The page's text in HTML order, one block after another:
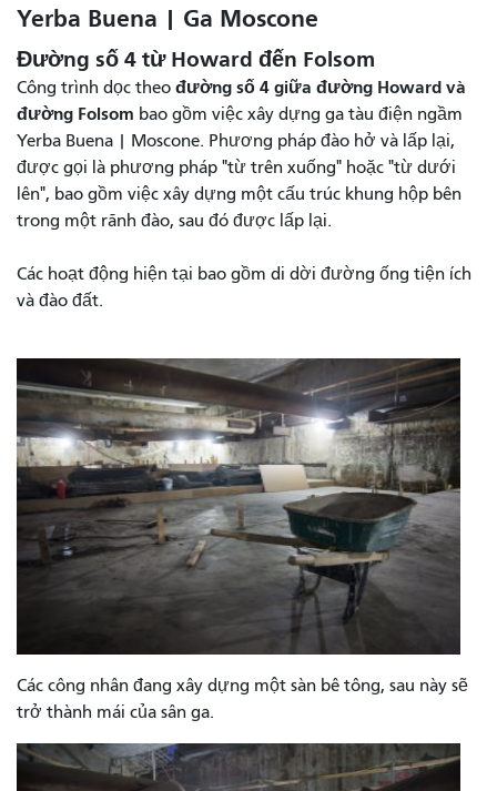
Yerba Buena | Ga Moscone
Đường số 4 từ Howard đến Folsom
Công trình dọc theo đường số 4 giữa đường Howard và
đường Folsom bao gồm việc xây dựng ga tàu điện ngầm
Yerba Buena | Moscone. Phương pháp đào hở và lấp lại,
được gọi là phương pháp "từ trên xuống" hoặc "từ dưới
lên", bao gồm việc xây dựng một cấu trúc khung hộp bên
trong một rãnh đào, sau đó được lấp lại.
Các hoạt động hiện tại bao gồm di dời đường ống tiện ích
và đào đất.
Các công nhân đang xây dựng một sàn bê tông, sau này sẽ
trở thành mái của sân ga.